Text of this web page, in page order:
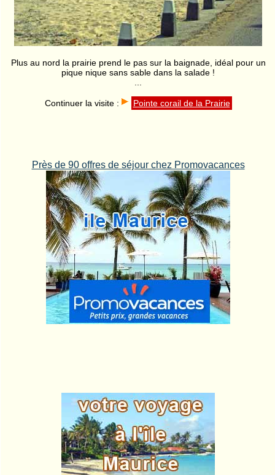
Plus au nord la prairie prend le pas sur la baignade, idéal pour un
pique nique sans sable dans la salade !
...
Continuer la visite : Pointe corail de la Prairie
Près de 90 offres de séjour chez Promovacances